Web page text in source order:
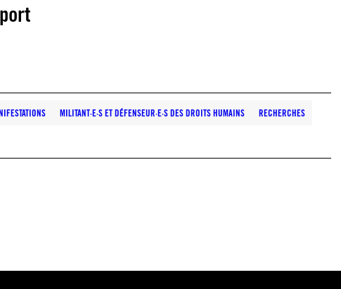
MILITANT·E·S ET DÉFENSEUR·E·S DES DROITS HUMAINS RECHERCHES